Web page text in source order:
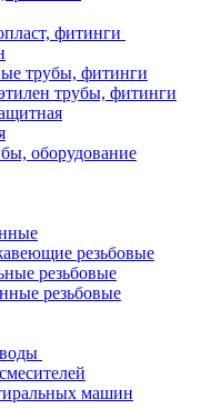
фитинги
трубы, фитинги
трубы, фитинги
оборудование
резьбовые
резьбовые
резьбовые
машин